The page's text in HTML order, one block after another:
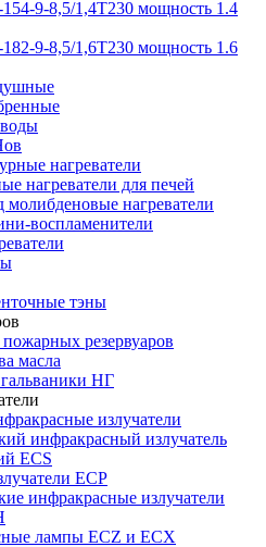
9-8,5/1,4Т230 мощность 1.4
9-8,5/1,6Т230 мощность 1.6
нагреватели
нагреватели для печей
нагреватели
воспламенители
тэны
резервуаров
масла
гальваники НГ
излучатели
инфракрасный излучатель
ECS
ECP
инфракрасные излучатели
лампы ECZ и ECX